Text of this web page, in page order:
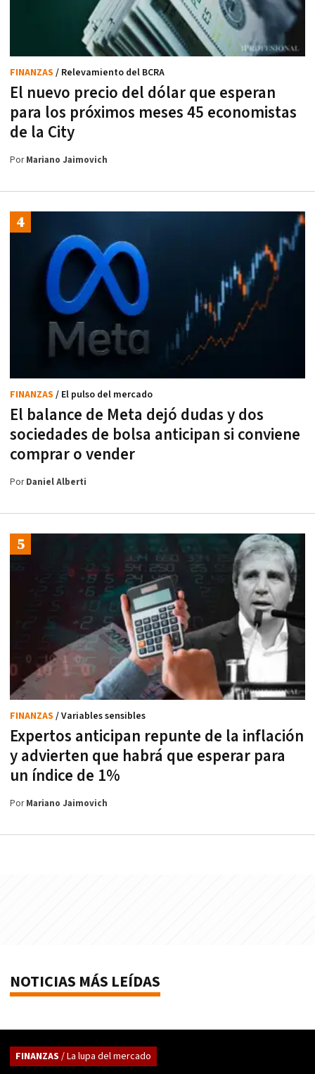
El nuevo precio del dólar que esperan
para los próximos meses 45 economistas
de la City
FINANZAS / Relevamiento del BCRA
PorMariano Jaimovich
El balance de Meta dejó dudas y dos
sociedades de bolsa anticipan si conviene
comprar o vender
FINANZAS / El pulso del mercado
PorDaniel Alberti
Expertos anticipan repunte de la inflación
y advierten que habrá que esperar para
un índice de 1%
FINANZAS / Variables sensibles
PorMariano Jaimovich
NOTICIAS MÁS LEÍDAS
FINANZAS / La lupa del mercado